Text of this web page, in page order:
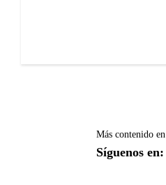
Más contenido en
Síguenos en: